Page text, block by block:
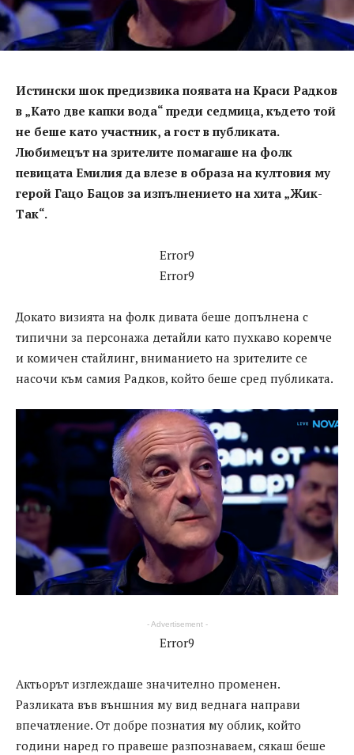
Истински шок предизвика появата на Краси Радков
в „Като две капки вода“ преди седмица, където той
не беше като участник, а гост в публиката.
Любимецът на зрителите помагаше на фолк
певицата Емилия да влезе в образа на култовия му
герой Гацо Бацов за изпълнението на хита „Жик-
Так“.
Error9
Error9
Докато визията на фолк дивата беше допълнена с
типични за персонажа детайли като пухкаво коремче
и комичен стайлинг, вниманието на зрителите се
насочи към самия Радков, който беше сред публиката.
- Advertisement -
Error9
Актьорът изглеждаше значително променен.
Разликата във външния му вид веднага направи
впечатление. От добре познатия му облик, който
години наред го правеше разпознаваем, сякаш беше